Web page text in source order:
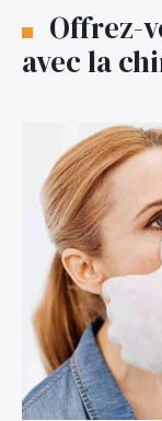
Offrez-
avec la